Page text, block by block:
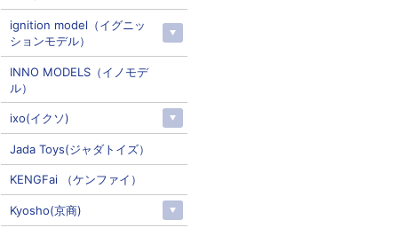
ignition model（イグニッ
ションモデル）
INNO MODELS（イノモデ
ル）
ixo(イクソ)
Jada Toys(ジャダトイズ）
KENGFai （ケンファイ）
Kyosho(京商)